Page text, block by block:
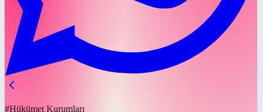
#Hükümet Kurumları